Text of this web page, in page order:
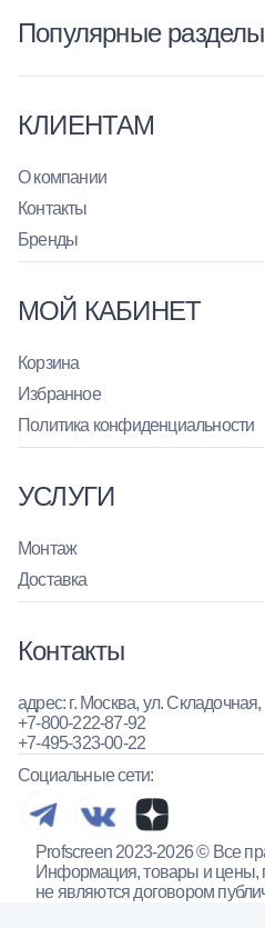
Популярные разделы
КЛИЕНТАМ
О компании
Контакты
Бренды
МОЙ КАБИНЕТ
Корзина
Избранное
Политика конфиденциальности
УСЛУГИ
Монтаж
Доставка
Контакты
адрес: г. Москва, ул.
+7-800-222-87-92
+7-495-323-00-22
Социальные сети:
Profscreen 2023-2026 © Все
Информация, товары и цены,
не являются договором